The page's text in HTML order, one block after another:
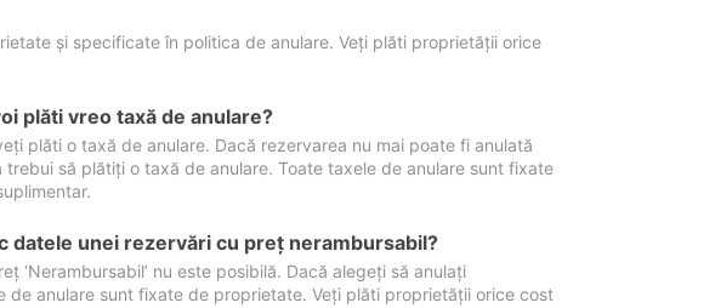
și specificate în politica de anulare. Veți plăti proprietății orice
plăti vreo taxă de anulare?
plăti o taxă de anulare. Dacă rezervarea nu mai poate fi anulată
să plătiți o taxă de anulare. Toate taxele de anulare sunt fixate
datele unei rezervări cu preţ nerambursabil?
‘Nerambursabil’ nu este posibilă. Dacă alegeți să anulați
anulare sunt fixate de proprietate. Veți plăti proprietății orice cost